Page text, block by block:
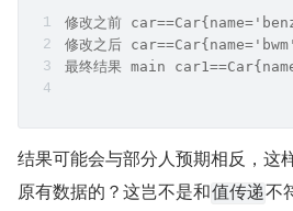
修改之前
修改之后
最终结果 main
结果可能会与部分人预期相反，这
原有数据的？这岂不是和值传递不